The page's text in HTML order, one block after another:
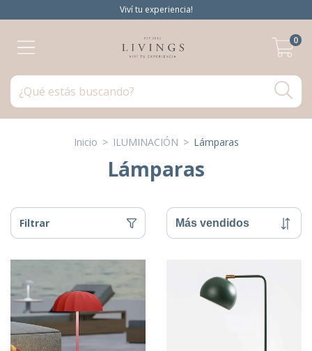
Viví tu experiencia!
0
Inicio > ILUMINACIÓN > Lámparas
Lámparas
Filtrar